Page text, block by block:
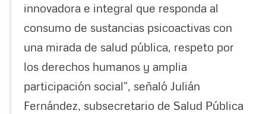
innovadora e integral que responda al
consumo de sustancias psicoactivas con
una mirada de salud pública, respeto por
los derechos humanos y amplia
participación social”, señaló Julián
Fernández, subsecretario de Salud Pública